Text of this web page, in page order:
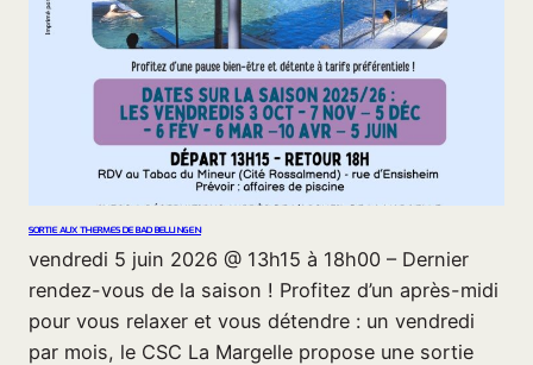
SORTIE AUX THERMES DE BAD BELLINGEN
vendredi 5 juin 2026 @ 13h15 à 18h00 – Dernier
rendez-vous de la saison ! Profitez d’un après-midi
pour vous relaxer et vous détendre : un vendredi
par mois, le CSC La Margelle propose une sortie